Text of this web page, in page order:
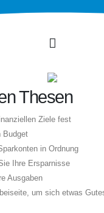
Thesen
Ziele fest
Budget
in Ordnung
Ihre Ersparnisse
Ausgaben
um sich etwas